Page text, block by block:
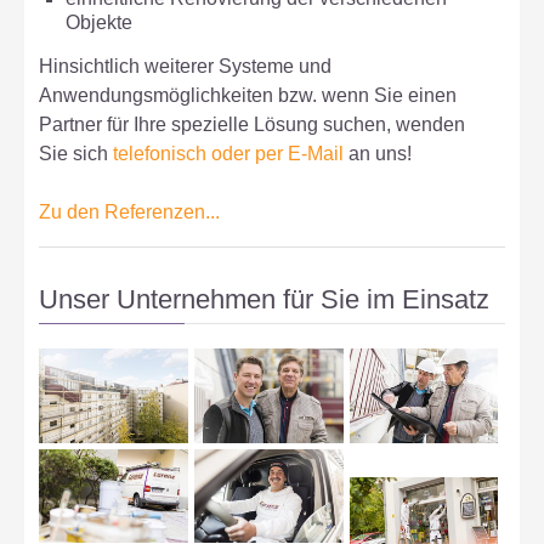
Objekte
Hinsichtlich weiterer Systeme und
Anwendungsmöglichkeiten bzw. wenn Sie einen
Partner für Ihre spezielle Lösung suchen, wenden
Sie sich telefonisch oder per E-Mail an uns!
Zu den Referenzen...
Unser Unternehmen für Sie im Einsatz